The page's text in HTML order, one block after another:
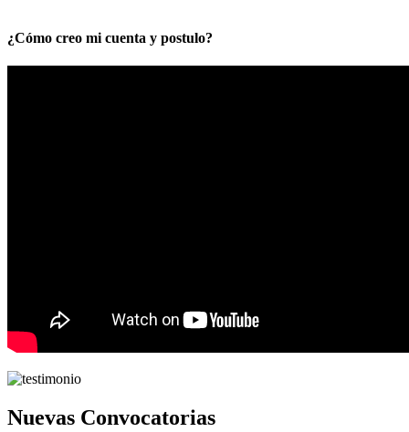
¿Cómo creo mi cuenta y postulo?
Nuevas Convocatorias